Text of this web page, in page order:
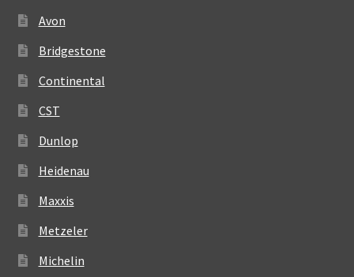
Avon
Bridgestone
Continental
CST
Dunlop
Heidenau
Maxxis
Metzeler
Michelin